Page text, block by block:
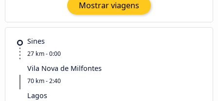
Mostrar viagens
Sines
27 km - 0:00
Vila Nova de Milfontes
70 km - 2:40
Lagos